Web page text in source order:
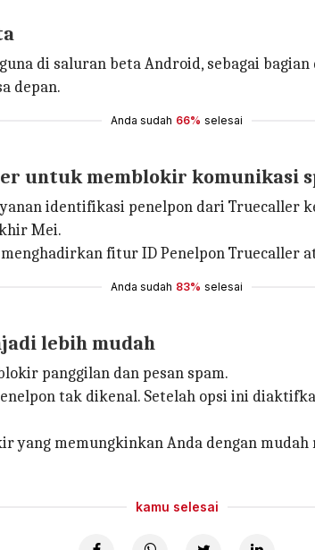
di saluran beta Android, sebagai bagian
depan.
Anda sudah 66% selesai
untuk memblokir komunikasi
identifikasi penelpon dari Truecaller
Mei.
fitur ID Penelpon Truecaller
Anda sudah 83% selesai
lebih mudah
panggilan dan pesan spam.
tak dikenal. Setelah opsi ini
yang memungkinkan Anda dengan
kamu selesai